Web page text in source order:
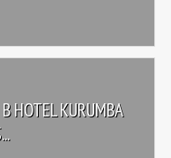
KURUMBA